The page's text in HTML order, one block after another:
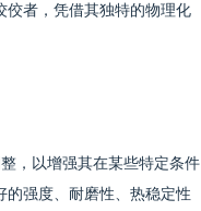
佼者，凭借其独特的物理化
，以增强其在某些特定条件
强度、耐磨性、热稳定性